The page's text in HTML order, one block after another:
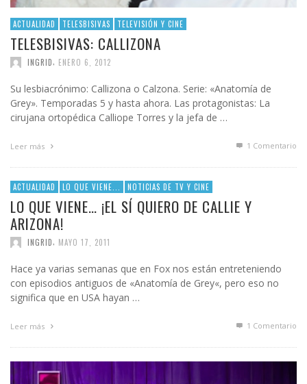
ACTUALIDAD TELESBISIVAS TELEVISIÓN Y CINE
TELESBISIVAS: CALLIZONA
INGRID ENERO 6, 2012
Su lesbiacrónimo: Callizona o Calzona. Serie: «Anatomía de
Grey». Temporadas 5 y hasta ahora. Las protagonistas: La
cirujana ortopédica Calliope Torres y la jefa de …
Leer más 1 Comentario
ACTUALIDAD LO QUE VIENE... NOTICIAS DE TV Y CINE
LO QUE VIENE… ¡EL SÍ QUIERO DE CALLIE Y
ARIZONA!
INGRID MAYO 17, 2011
Hace ya varias semanas que en Fox nos están entreteniendo
con episodios antiguos de «Anatomía de Grey«, pero eso no
significa que en USA hayan …
Leer más 1 Comentario